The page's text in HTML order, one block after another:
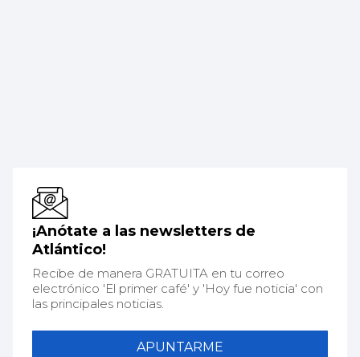
¡Anótate a las newsletters de
Atlántico!
Recibe de manera GRATUITA en tu correo
electrónico 'El primer café' y 'Hoy fue noticia' con
las principales noticias.
APUNTARME